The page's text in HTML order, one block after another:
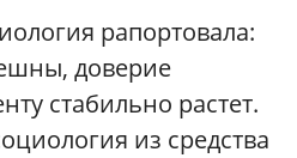
рапортовала:
доверие
стабильно растет.
из средства